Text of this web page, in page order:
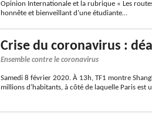
Opinion Internationale et la rubrique « Les
honnête et bienveillant d’une étudiante…
Crise du coronavirus :
Ensemble contre le coronavirus
Samedi 8 février 2020. À 13h, TF1 montre
millions d’habitants, à côté de laquelle Paris est